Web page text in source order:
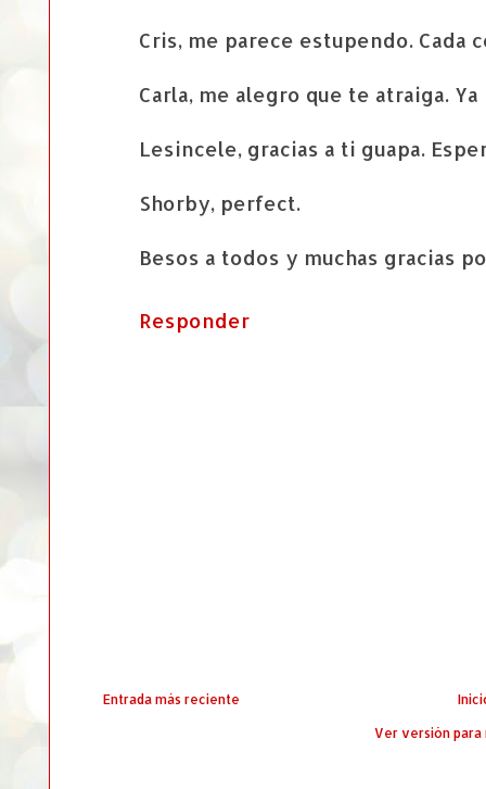
Cris, me parece estupendo. Cada
Carla, me alegro que te atraiga. Ya
Lesincele, gracias a ti guapa.
Shorby, perfect.
Besos a todos y muchas gracias
Responder
Entrada más reciente
Ver versión